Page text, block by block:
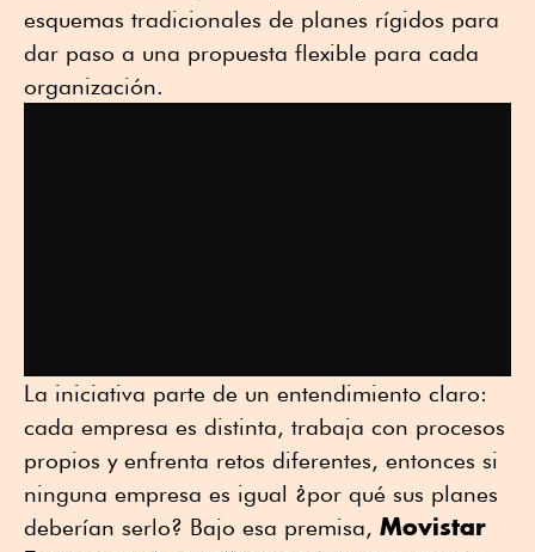
esquemas tradicionales de planes rígidos para
dar paso a una propuesta flexible para cada
organización.
La iniciativa parte de un entendimiento claro:
cada empresa es distinta, trabaja con procesos
propios y enfrenta retos diferentes, entonces si
ninguna empresa es igual ¿por qué sus planes
deberían serlo? Bajo esa premisa, Movistar